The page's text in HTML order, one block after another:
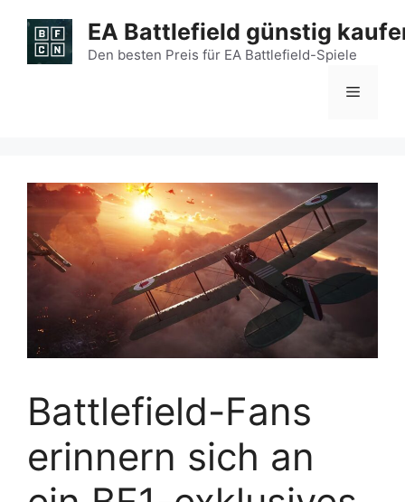
Inhalt
springen
EA Battlefield günstig
Den besten Preis für EA Battlefield-Spiele
Menü
Battlefield-Fans
erinnern sich an